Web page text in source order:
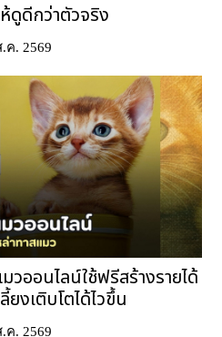
ดูดีกว่าตัวจริง
.ค. 2569
ออนไลน์ใช้ฟรีสร้างรายได้
ยงเติบโตได้ไวขึ้น
.ค. 2569